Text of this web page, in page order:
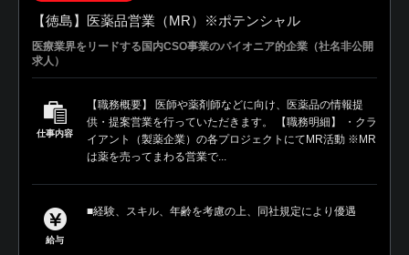
【徳島】医薬品営業（MR）※ポテンシャル
医療業界をリードする国内CSO事業のパイオニア的企業（社名非公開
求人）
仕事内容
【職務概要】 医師や薬剤師などに向け、医薬品の情報提
供・提案営業を行っていただきます。 【職務明細】 ・クラ
イアント（製薬企業）の各プロジェクトにてMR活動 ※MR
は薬を売ってまわる営業で...
給与
■経験、スキル、年齢を考慮の上、同社規定により優遇